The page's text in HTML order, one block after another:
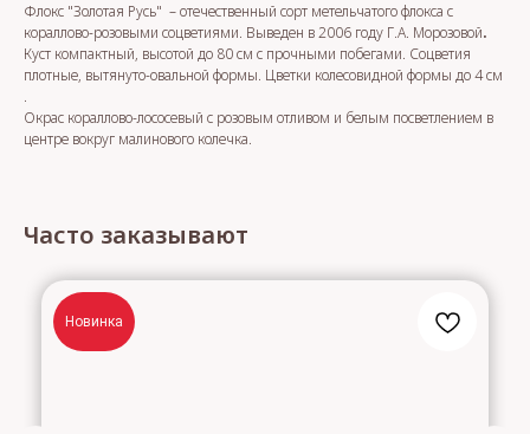
Флокс "Золотая Русь" – отечественный сорт метельчатого флокса с
кораллово-розовыми соцветиями. Выведен в 2006 году Г.А. Морозовой.
Куст компактный, высотой до 80 см с прочными побегами. Соцветия
плотные, вытянуто-овальной формы. Цветки колесовидной формы до 4 см
.
Окрас кораллово-лососевый с розовым отливом и белым посветлением в
центре вокруг малинового колечка.
Часто заказывают
Новинка